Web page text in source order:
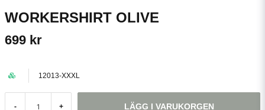
WORKERSHIRT OLIVE
699 kr
12013-XXXL
- + LÄGG I VARUKORGEN